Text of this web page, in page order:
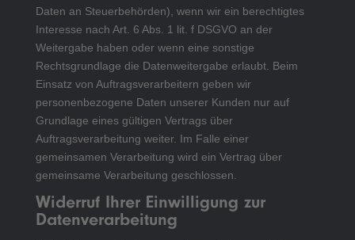
Daten an Steuerbehörden), wenn wir ein berechtigtes
Interesse nach Art. 6 Abs. 1 lit. f DSGVO an der
Weitergabe haben oder wenn eine sonstige
Rechtsgrundlage die Datenweitergabe erlaubt. Beim
Einsatz von Auftragsverarbeitern geben wir
personenbezogene Daten unserer Kunden nur auf
Grundlage eines gültigen Vertrags über
Auftragsverarbeitung weiter. Im Falle einer
gemeinsamen Verarbeitung wird ein Vertrag über
gemeinsame Verarbeitung geschlossen.
Widerruf Ihrer Einwilligung zur
Datenverarbeitung